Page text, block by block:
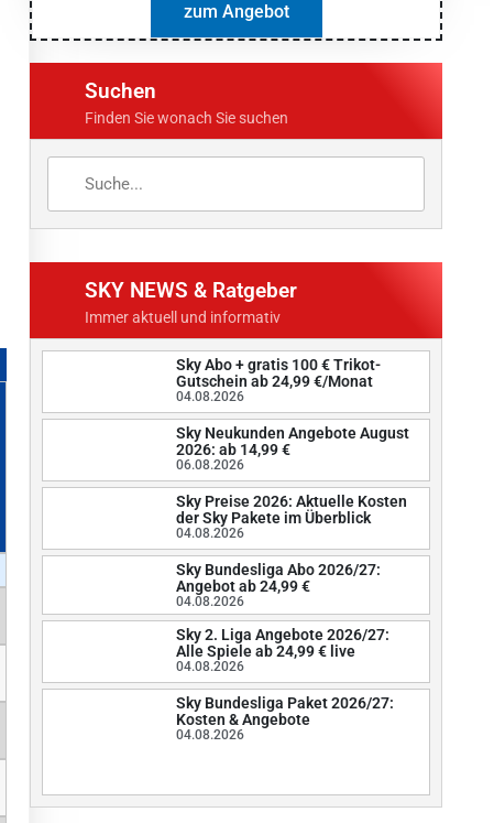
zum Angebot
Suchen
Finden Sie wonach Sie suchen
SKY NEWS & Ratgeber
Immer aktuell und informativ
Sky Abo + gratis 100 € Trikot-
Gutschein ab 24,99 €/Monat
04.08.2026
Sky Neukunden Angebote August
2026: ab 14,99 €
06.08.2026
Sky Preise 2026: Aktuelle Kosten
der Sky Pakete im Überblick
04.08.2026
Sky Bundesliga Abo 2026/27:
Angebot ab 24,99 €
04.08.2026
Sky 2. Liga Angebote 2026/27:
Alle Spiele ab 24,99 € live
04.08.2026
Sky Bundesliga Paket 2026/27:
Kosten & Angebote
04.08.2026